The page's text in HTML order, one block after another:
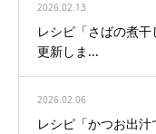
2026.02.13
レシピ「さばの煮
更新しま...
2026.02.06
レシピ「かつお出